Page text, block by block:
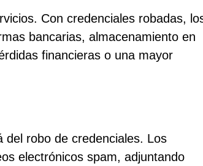
Con credenciales robadas,
bancarias, almacenamiento en
financieras o una mayor
del robo de credenciales. Los
electrónicos spam, adjuntando